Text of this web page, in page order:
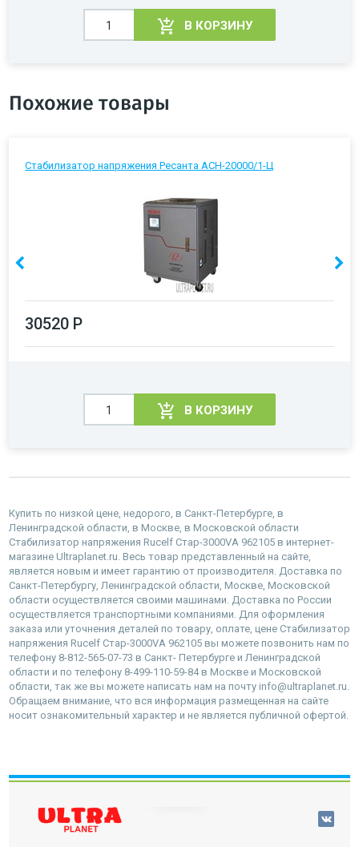
В КОРЗИНУ
Похожие товары
Стабилизатор напряжения Ресанта АСН-20000/1-Ц
30520 Р
В КОРЗИНУ
Купить по низкой цене, недорого, в Санкт-Петербурге, в
Ленинградской области, в Москве, в Московской области
Стабилизатор напряжения Rucelf Cтар-3000VA 962105 в интернет-
магазине Ultraplanet.ru. Весь товар представленный на сайте,
является новым и имеет гарантию от производителя. Доставка по
Санкт-Петербургу, Ленинградской области, Москве, Московской
области осуществляется своими машинами. Доставка по России
осуществляется транспортными компаниями. Для оформления
заказа или уточнения деталей по товару, оплате, цене Стабилизатор
напряжения Rucelf Cтар-3000VA 962105 вы можете позвонить нам по
телефону 8-812-565-07-73 в Санкт- Петербурге и Ленинградской
области и по телефону 8-499-110-59-84 в Москве и Московской
области, так же вы можете написать нам на почту info@ultraplanet.ru.
Обращаем внимание, что вся информация размещенная на сайте
носит ознакомительный характер и не является публичной офертой.
наверх